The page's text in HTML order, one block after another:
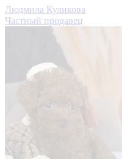
Людмила Куликова
Частный продавец